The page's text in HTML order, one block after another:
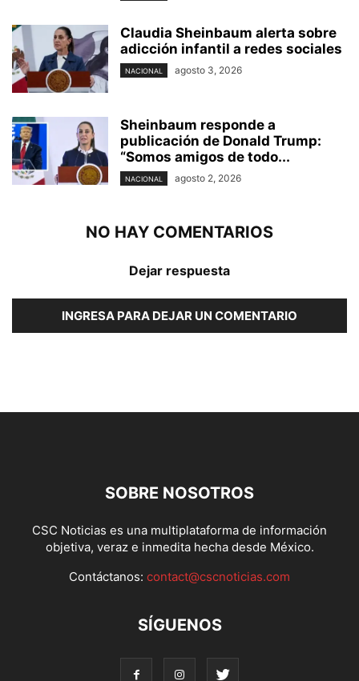
Claudia Sheinbaum alerta sobre
adicción infantil a redes sociales
NACIONAL agosto 3, 2026
Sheinbaum responde a
publicación de Donald Trump:
“Somos amigos de todo...
NACIONAL agosto 2, 2026
NO HAY COMENTARIOS
Dejar respuesta
INGRESA PARA DEJAR UN COMENTARIO
SOBRE NOSOTROS
CSC Noticias es una multiplataforma de información
objetiva, veraz e inmedita hecha desde México.
Contáctanos: contact@cscnoticias.com
SÍGUENOS